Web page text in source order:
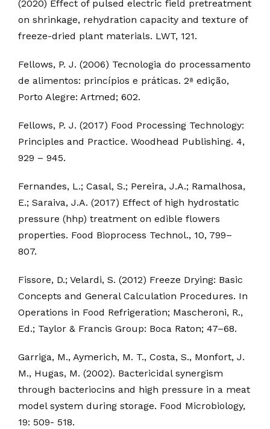
(2020) Effect of pulsed electric field pretreatment
on shrinkage, rehydration capacity and texture of
freeze-dried plant materials. LWT, 121.
Fellows, P. J. (2006) Tecnologia do processamento
de alimentos: princípios e práticas. 2ª edição,
Porto Alegre: Artmed; 602.
Fellows, P. J. (2017) Food Processing Technology:
Principles and Practice. Woodhead Publishing. 4,
929 – 945.
Fernandes, L.; Casal, S.; Pereira, J.A.; Ramalhosa,
E.; Saraiva, J.A. (2017) Effect of high hydrostatic
pressure (hhp) treatment on edible flowers
properties. Food Bioprocess Technol., 10, 799–
807.
Fissore, D.; Velardi, S. (2012) Freeze Drying: Basic
Concepts and General Calculation Procedures. In
Operations in Food Refrigeration; Mascheroni, R.,
Ed.; Taylor & Francis Group: Boca Raton; 47–68.
Garriga, M., Aymerich, M. T., Costa, S., Monfort, J.
M., Hugas, M. (2002). Bactericidal synergism
through bacteriocins and high pressure in a meat
model system during storage. Food Microbiology,
19: 509- 518.